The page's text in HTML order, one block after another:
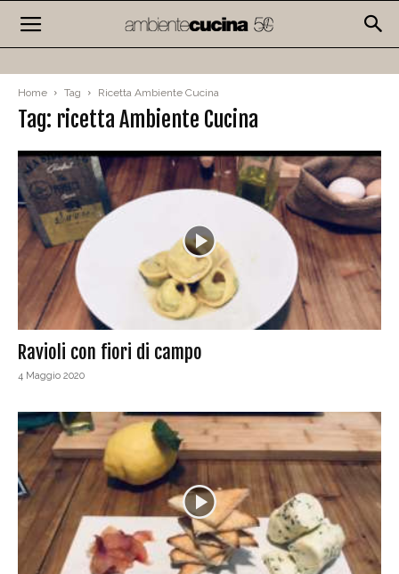
Home Tag Ricetta Ambiente Cucina
Tag: ricetta Ambiente Cucina
Ravioli con fiori di campo
4 Maggio 2020